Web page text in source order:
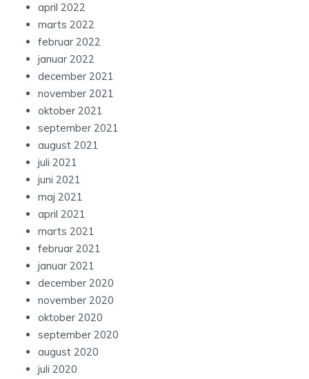
april 2022
marts 2022
februar 2022
januar 2022
december 2021
november 2021
oktober 2021
september 2021
august 2021
juli 2021
juni 2021
maj 2021
april 2021
marts 2021
februar 2021
januar 2021
december 2020
november 2020
oktober 2020
september 2020
august 2020
juli 2020